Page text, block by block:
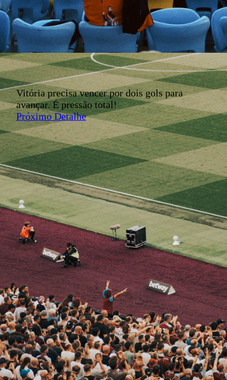
Vitória precisa vencer por dois gols para
avançar. É pressão total!
Próximo Detalhe